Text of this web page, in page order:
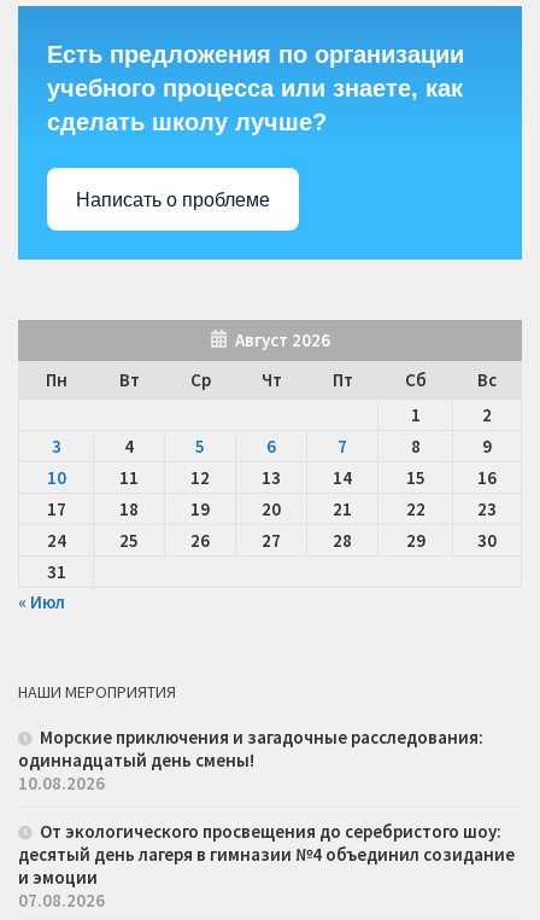
Есть предложения по организации
учебного процесса или знаете, как
сделать школу лучше?
Написать о проблеме
Август 2026
Пн
Вт Ср Чт Пт Сб
Вс
1
2
3
4 5 6 7 8
9
10
11 12 13 14 15
16
17
18 19 20 21 22
23
24
25 26 27 28 29
30
31
« Июл
НАШИ МЕРОПРИЯТИЯ
Морские приключения и загадочные расследования:
одиннадцатый день смены!
10.08.2026
От экологического просвещения до серебристого шоу:
десятый день лагеря в гимназии №4 объединил созидание
и эмоции
07.08.2026